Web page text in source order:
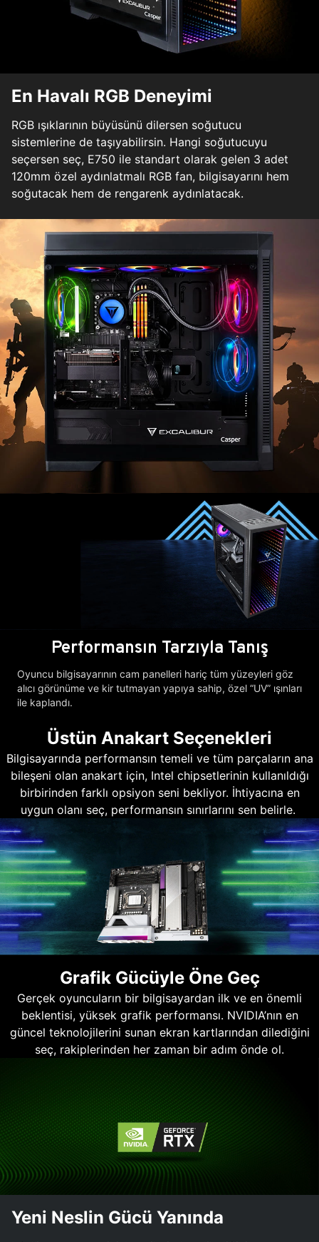
En Havalı RGB Deneyimi
RGB ışıklarının büyüsünü dilersen soğutucu
sistemlerine de taşıyabilirsin. Hangi soğutucuyu
seçersen seç, E750 ile standart olarak gelen 3 adet
120mm özel aydınlatmalı RGB fan, bilgisayarını hem
soğutacak hem de rengarenk aydınlatacak.
Performansın Tarzıyla Tanış
Oyuncu bilgisayarının cam panelleri hariç tüm yüzeyleri göz
alıcı görünüme ve kir tutmayan yapıya sahip, özel “UV” ışınları
ile kaplandı.
Üstün Anakart Seçenekleri
Bilgisayarında performansın temeli ve tüm parçaların ana
bileşeni olan anakart için, Intel chipsetlerinin kullanıldığı
birbirinden farklı opsiyon seni bekliyor. İhtiyacına en
uygun olanı seç, performansın sınırlarını sen belirle.
Grafik Gücüyle Öne Geç
Gerçek oyuncuların bir bilgisayardan ilk ve en önemli
beklentisi, yüksek grafik performansı. NVIDIA’nın en
güncel teknolojilerini sunan ekran kartlarından dilediğini
seç, rakiplerinden her zaman bir adım önde ol.
Yeni Neslin Gücü Yanında